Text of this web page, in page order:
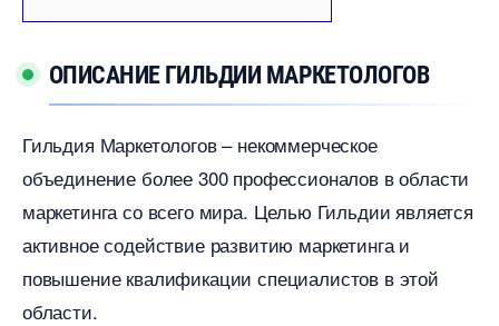
ОПИСАНИЕ ГИЛЬДИИ МАРКЕТОЛОГО
Гильдия Маркетологов – некоммерческое
объединение более 300 профессионалов в области
маркетинга со всего мира. Целью Гильдии является
активное содействие развитию маркетинга и
повышение квалификации специалистов в этой
области.